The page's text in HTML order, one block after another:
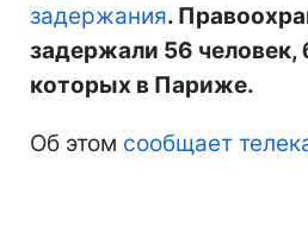
задержания.
задержали 56 человек,
которых в Париже.
Об этом сообщает